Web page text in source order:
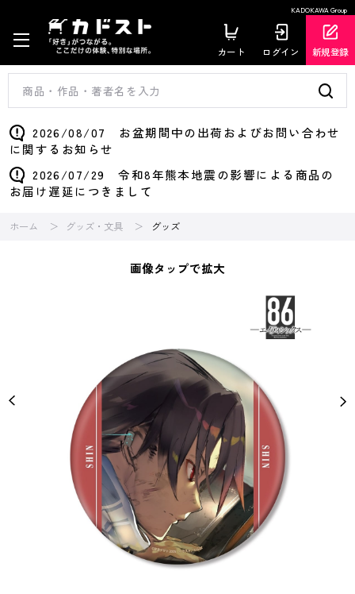
KADOKAWA Group
カート ログイン 新規登録
2026/08/07 お盆期間中の出荷およびお問い合わせ
に関するお知らせ
2026/07/29 令和8年熊本地震の影響による商品の
お届け遅延につきまして
ホーム グッズ・文具 グッズ
画像タップで拡大